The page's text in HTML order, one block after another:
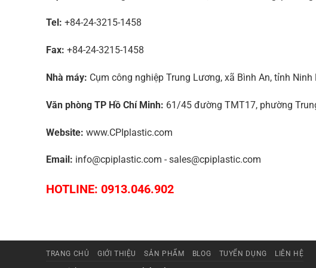
Tel: +84-24-3215-1458
Fax: +84-24-3215-1458
Nhà máy: Cụm công nghiệp Trung Lương, xã Bình An, tỉnh Ninh
Văn phòng TP Hồ Chí Minh: 61/45 đường TMT17, phường
Website: www.CPIplastic.com
Email: info@cpiplastic.com - sales@cpiplastic.com
HOTLINE: 0913.046.902
TRANG CHỦ GIỚI THIỆU SẢN PHẨM BLOG TUYỂN DỤNG LIÊN HỆ